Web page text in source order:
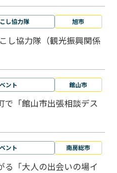
し協力隊 旭市
し協力隊（観光振興関係
ント 館山市
で「館山市出張相談デス
ント 南房総市
る「大人の出会いの場イ